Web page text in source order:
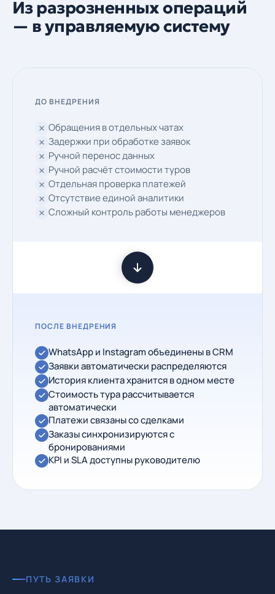
Из разрозненных операций
— в управляемую систему
ДО ВНЕДРЕНИЯ
Обращения в отдельных чатах
Задержки при обработке заявок
Ручной перенос данных
Ручной расчёт стоимости туров
Отдельная проверка платежей
Отсутствие единой аналитики
Сложный контроль работы менеджеров
ПОСЛЕ ВНЕДРЕНИЯ
WhatsApp и Instagram объединены в CRM
Заявки автоматически распределяются
История клиента хранится в одном месте
Стоимость тура рассчитывается
автоматически
Платежи связаны со сделками
Заказы синхронизируются с
бронированиями
KPI и SLA доступны руководителю
ПУТЬ ЗАЯВКИ